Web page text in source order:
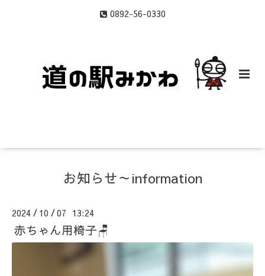
0892-56-0330
お知らせ～information
2024 / 10 /07 13:24
赤ちゃん用椅子🪑